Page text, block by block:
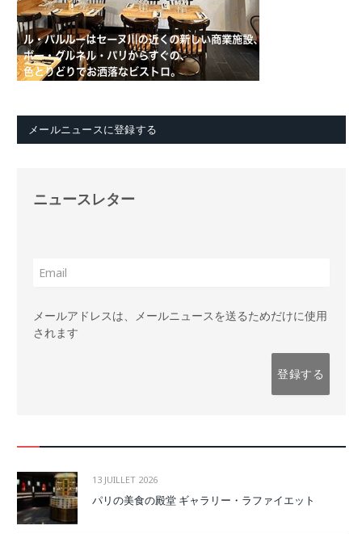
メールニュースに登録する
ニュースレター
メールアドレスは、メールニュースを送るためだけに使用
されます
13 JUILLET 2026
パリの美食の殿堂 ギャラリー・ラファイエット